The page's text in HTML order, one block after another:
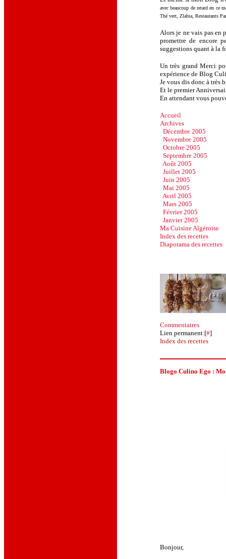
avec beaucoup de retard en ce
Thé vert, Zlabia, Restaurants
Alors je ne vais pas en
promettre de encore
suggestions quant à la
Un très grand Merci
expérience de Blog
Je vous dis donc à très
Et le premier
En attendant vous
Accueil
Archives
Décembre 2005
Novembre 2005
Octobre 2005
Septembre 2005
Août 2005
Juillet 2005
Juin 2005
Mai 2005
Avril 2005
Mars 2005
Février 2005
Janvier 2005
Ma Cuisine Algéroise
Index des recettes
Diaporama des recettes
Commentaires
Lien permanent [#]
Index des recettes
Blogo Culino Ego :
Bonjour,